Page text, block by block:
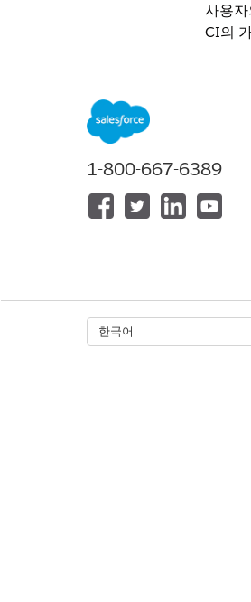
사용
CI의
지원
지원
표준
참조
1-800-667-6389
한국어